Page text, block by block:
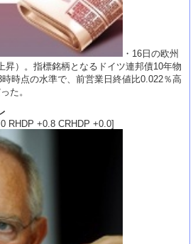
・16日の欧州
昇）。指標銘柄となるドイツ連邦債10年物
時点の水準で、前営業日終値比0.022％高
た。
+0.8 CRHDP +0.0]